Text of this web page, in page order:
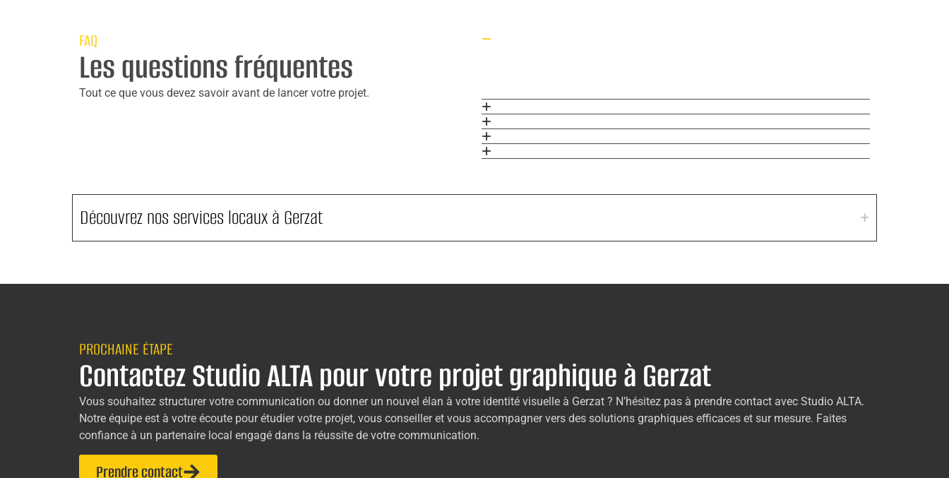
FAQ
Les questions fréquentes
Tout ce que vous devez savoir avant de lancer votre projet.
Découvrez nos services locaux à Gerzat
PROCHAINE ÉTAPE
Contactez Studio ALTA pour votre projet graphique à Gerzat
Vous souhaitez structurer votre communication ou donner un nouvel élan à votre identité visuelle à Gerzat ? N’hésitez pas à prendre contact avec Studio ALTA.
Notre équipe est à votre écoute pour étudier votre projet, vous conseiller et vous accompagner vers des solutions graphiques efficaces et sur mesure. Faites
confiance à un partenaire local engagé dans la réussite de votre communication.
Prendre contact